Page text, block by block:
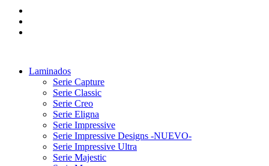
Laminados
Serie Capture
Serie Classic
Serie Creo
Serie Eligna
Serie Impressive
Serie Impressive Designs -NUEVO-
Serie Impressive Ultra
Serie Majestic